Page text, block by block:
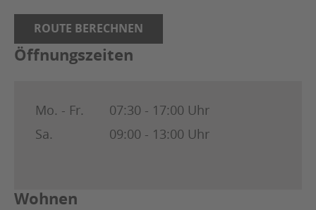
ROUTE BERECHNEN
Öffnungszeiten
Mo. - Fr.
07:30 - 17:00 Uhr
Sa.
09:00 - 13:00 Uhr
Wohnen